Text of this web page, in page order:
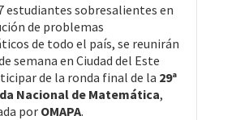
estudiantes sobresalientes en
de problemas
de todo el país, se reunirán
semana en Ciudad del Este
de la ronda final de la 29ª
Nacional de Matemática,
por OMAPA.